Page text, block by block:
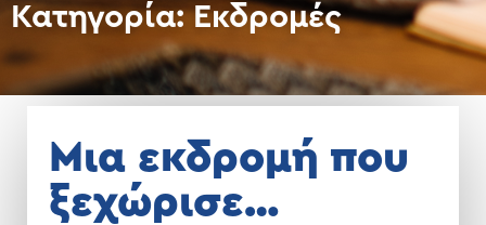
Κατηγορία:Εκδρομές
Μια εκδρομή που
ξεχώρισε…